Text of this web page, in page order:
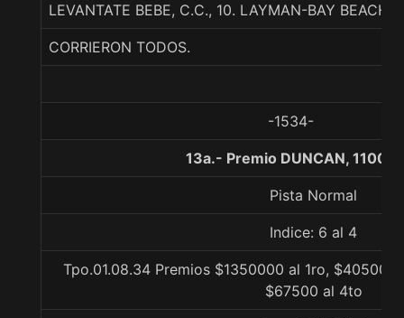
LEVANTATE BEBE, C.C., 10. LAYMAN-BAY BEACH-
CORRIERON TODOS.
-1534-
13a.- Premio DUNCAN, 1100
Pista Normal
Indice: 6 al 4
Tpo.01.08.34 Premios $1350000 al 1ro,
$67500 al 4to